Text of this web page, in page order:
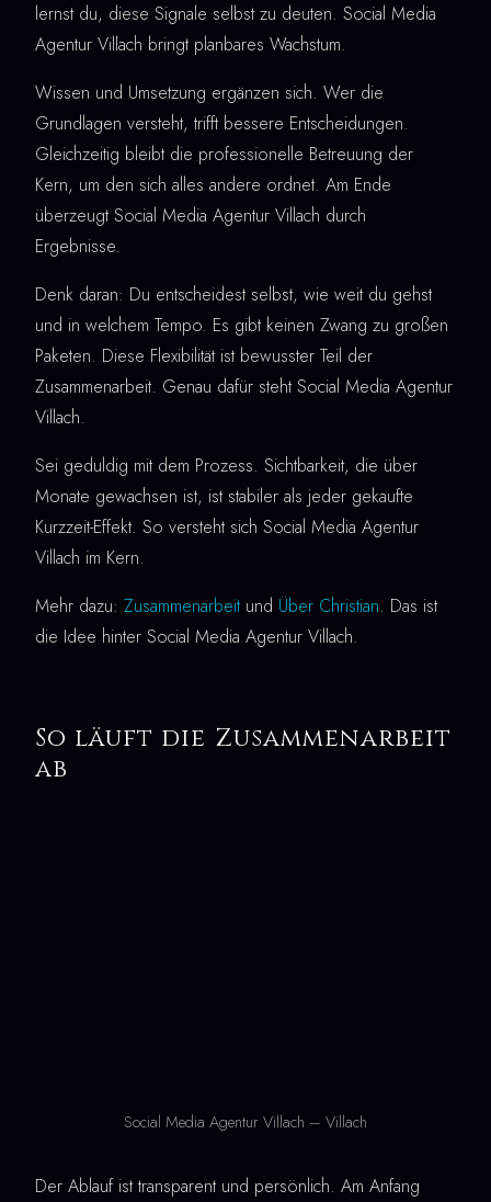
lernst du, diese Signale selbst zu deuten. Social Media
Agentur Villach bringt planbares Wachstum.
Wissen und Umsetzung ergänzen sich. Wer die
Grundlagen versteht, trifft bessere Entscheidungen.
Gleichzeitig bleibt die professionelle Betreuung der
Kern, um den sich alles andere ordnet. Am Ende
überzeugt Social Media Agentur Villach durch
Ergebnisse.
Denk daran: Du entscheidest selbst, wie weit du gehst
und in welchem Tempo. Es gibt keinen Zwang zu großen
Paketen. Diese Flexibilität ist bewusster Teil der
Zusammenarbeit. Genau dafür steht Social Media Agentur
Villach.
Sei geduldig mit dem Prozess. Sichtbarkeit, die über
Monate gewachsen ist, ist stabiler als jeder gekaufte
Kurzzeit-Effekt. So versteht sich Social Media Agentur
Villach im Kern.
Mehr dazu: Zusammenarbeit und Über Christian. Das ist
die Idee hinter Social Media Agentur Villach.
So läuft die Zusammenarbeit
ab
Social Media Agentur Villach – Villach
Der Ablauf ist transparent und persönlich. Am Anfang